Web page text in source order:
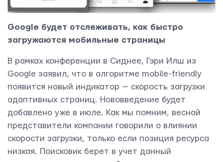
Google будет отслеживать, как быстро
загружаются мобильные страницы
В рамках конференции в Сиднее, Гэри Илш из
Google заявил, что в алгоритме mobile-friendly
появится новый индикатор — скорость загрузки
адаптивных страниц. Нововведение будет
добавлено уже в июле. Как мы помним, весной
представители компании говорили о влиянии
скорости загрузки, только если позиция ресурса
низкая. Поисковик берет в учет данный
Контактная информация
info@yudjes.com
Rävala pst 8-ruum 810, 10143, Tallinn
Yudjes OÜ